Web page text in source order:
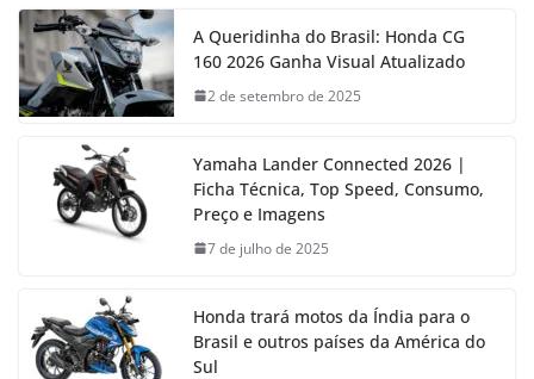
A Queridinha do Brasil: Honda CG
160 2026 Ganha Visual Atualizado
2 de setembro de 2025
Yamaha Lander Connected 2026 |
Ficha Técnica, Top Speed, Consumo,
Preço e Imagens
7 de julho de 2025
Honda trará motos da Índia para o
Brasil e outros países da América do
Sul